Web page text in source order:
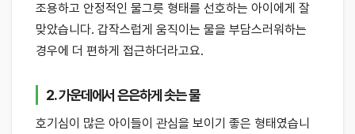
조용하고 안정적인 물그릇 형태를 선호하는 아이에게 잘
맞았습니다. 갑작스럽게 움직이는 물을 부담스러워하는
경우에 더 편하게 접근하더라고요.
2. 가운데에서 은은하게 솟는 물
호기심이 많은 아이들이 관심을 보이기 좋은 형태였습니